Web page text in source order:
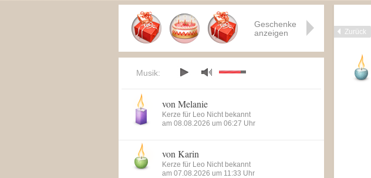
Zurück
Geschenke
anzeigen
Musik:
von Melanie
Kerze für Leo Nicht bekannt
am 08.08.2026 um 06:27 Uhr
von Karin
Kerze für Leo Nicht bekannt
am 07.08.2026 um 11:33 Uhr